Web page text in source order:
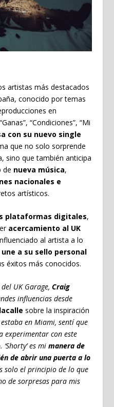
artistas más destacados
conocido por temas
en
“Condiciones”, “Mi
con su nuevo single
que no solo sorprende
sino que también anticipa
de nueva música,
nacionales e
artísticos.
plataformas digitales,
acercamiento al UK
al artista a lo
une a su sello personal
éxitos más conocidos.
UK Garage, Craig
influencias desde
sobre la inspiración
en Miami, sentí que
experimentar con este
es mi manera de
de abrir una puerta a lo
solo el principio de lo que
de sorpresas para mis